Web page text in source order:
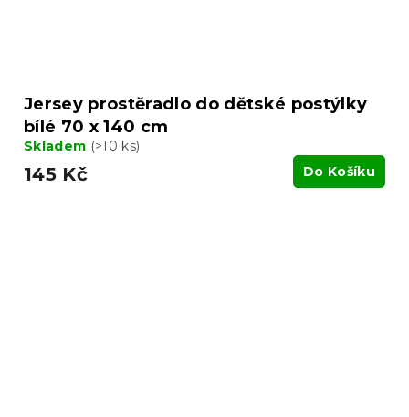
Jersey prostěradlo do dětské postýlky
bílé 70 x 140 cm
Skladem (>10 ks)
145 Kč Do Košíku